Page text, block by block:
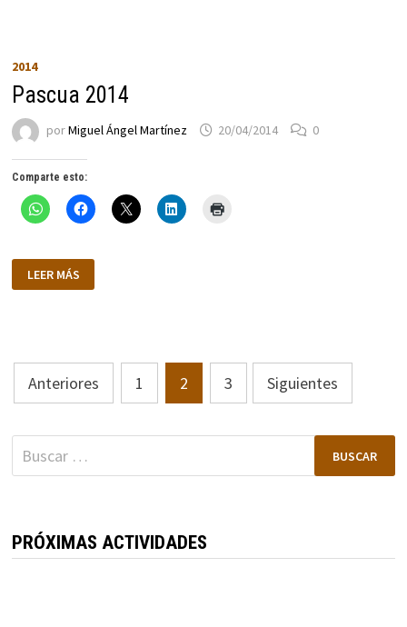
2014
Pascua 2014
porMiguel Ángel Martínez 20/04/2014 0
Comparte esto:
PASCUA
2014
LEER MÁS
Paginación
de
entradas
Anteriores 1 2 3 Siguientes
Buscar:
PRÓXIMAS ACTIVIDADES